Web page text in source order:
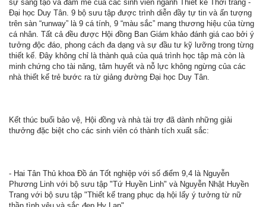
sự sáng tạo và đam mê của các sinh viên ngành Thiết kế Thời trang -
Đại học Duy Tân. 9 bộ sưu tập được trình diễn đầy tự tin và ấn tượng
trên sàn “runway” là 9 cá tính, 9 “màu sắc” mang thương hiệu của từng
cá nhân. Tất cả đều được Hội đồng Ban Giám khảo đánh giá cao bởi ý
tưởng độc đáo, phong cách đa dạng và sự đầu tư kỹ lưỡng trong từng
thiết kế. Đây không chỉ là thành quả của quá trình học tập mà còn là
minh chứng cho tài năng, tâm huyết và nỗ lực không ngừng của các
nhà thiết kế trẻ bước ra từ giảng đường Đại học Duy Tân.
Kết thúc buổi bảo vệ, Hội đồng và nhà tài trợ đã dành những giải
thưởng đặc biệt cho các sinh viên có thành tích xuất sắc:
- Hai Tân Thủ khoa Đồ án Tốt nghiệp với số điểm 9,4 là Nguyễn
Phương Linh với bộ sưu tập "Tứ Huyền Linh" và Nguyễn Nhật Huyền
Trang với bộ sưu tập "Thiết kế trang phục dạ hội lấy ý tưởng từ nữ